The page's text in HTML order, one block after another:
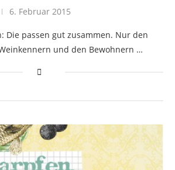
6. Februar 2015
Die passen gut zusammen. Nur den
und den Bewohnern …